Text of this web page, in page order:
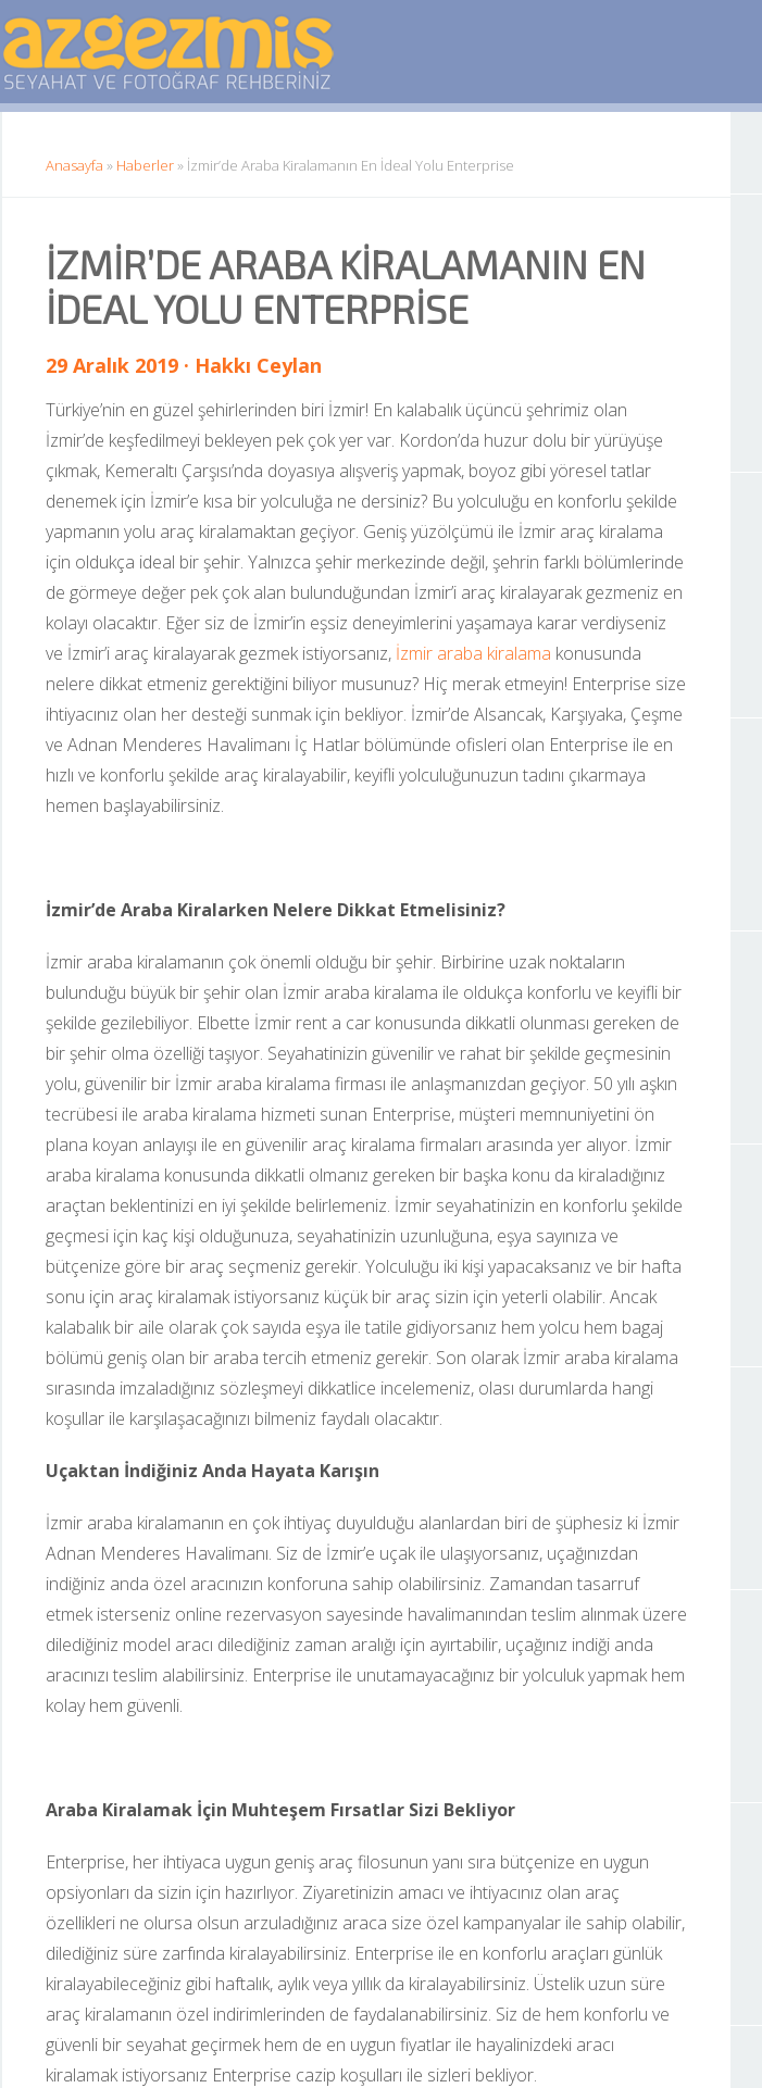
Anasayfa » Haberler » İzmir’de Araba Kiralamanın En İdeal Yolu Enterprise
İZMIR’DE ARABA KIRALAMANIN EN
İDEAL YOLU ENTERPRISE
29 Aralık 2019 · Hakkı Ceylan
Türkiye’nin en güzel şehirlerinden biri İzmir! En kalabalık üçüncü şehrimiz olan
İzmir’de keşfedilmeyi bekleyen pek çok yer var. Kordon’da huzur dolu bir yürüyüşe
çıkmak, Kemeraltı Çarşısı’nda doyasıya alışveriş yapmak, boyoz gibi yöresel tatlar
denemek için İzmir’e kısa bir yolculuğa ne dersiniz? Bu yolculuğu en konforlu şekilde
yapmanın yolu araç kiralamaktan geçiyor. Geniş yüzölçümü ile İzmir araç kiralama
için oldukça ideal bir şehir. Yalnızca şehir merkezinde değil, şehrin farklı bölümlerinde
de görmeye değer pek çok alan bulunduğundan İzmir’i araç kiralayarak gezmeniz en
kolayı olacaktır. Eğer siz de İzmir’in eşsiz deneyimlerini yaşamaya karar verdiyseniz
ve İzmir’i araç kiralayarak gezmek istiyorsanız, İzmir araba kiralama konusunda
nelere dikkat etmeniz gerektiğini biliyor musunuz? Hiç merak etmeyin! Enterprise size
ihtiyacınız olan her desteği sunmak için bekliyor. İzmir’de Alsancak, Karşıyaka, Çeşme
ve Adnan Menderes Havalimanı İç Hatlar bölümünde ofisleri olan Enterprise ile en
hızlı ve konforlu şekilde araç kiralayabilir, keyifli yolculuğunuzun tadını çıkarmaya
hemen başlayabilirsiniz.
İzmir’de Araba Kiralarken Nelere Dikkat Etmelisiniz?
İzmir araba kiralamanın çok önemli olduğu bir şehir. Birbirine uzak noktaların
bulunduğu büyük bir şehir olan İzmir araba kiralama ile oldukça konforlu ve keyifli bir
şekilde gezilebiliyor. Elbette İzmir rent a car konusunda dikkatli olunması gereken de
bir şehir olma özelliği taşıyor. Seyahatinizin güvenilir ve rahat bir şekilde geçmesinin
yolu, güvenilir bir İzmir araba kiralama firması ile anlaşmanızdan geçiyor. 50 yılı aşkın
tecrübesi ile araba kiralama hizmeti sunan Enterprise, müşteri memnuniyetini ön
plana koyan anlayışı ile en güvenilir araç kiralama firmaları arasında yer alıyor. İzmir
araba kiralama konusunda dikkatli olmanız gereken bir başka konu da kiraladığınız
araçtan beklentinizi en iyi şekilde belirlemeniz. İzmir seyahatinizin en konforlu şekilde
geçmesi için kaç kişi olduğunuza, seyahatinizin uzunluğuna, eşya sayınıza ve
bütçenize göre bir araç seçmeniz gerekir. Yolculuğu iki kişi yapacaksanız ve bir hafta
sonu için araç kiralamak istiyorsanız küçük bir araç sizin için yeterli olabilir. Ancak
kalabalık bir aile olarak çok sayıda eşya ile tatile gidiyorsanız hem yolcu hem bagaj
bölümü geniş olan bir araba tercih etmeniz gerekir. Son olarak İzmir araba kiralama
sırasında imzaladığınız sözleşmeyi dikkatlice incelemeniz, olası durumlarda hangi
koşullar ile karşılaşacağınızı bilmeniz faydalı olacaktır.
Uçaktan İndiğiniz Anda Hayata Karışın
İzmir araba kiralamanın en çok ihtiyaç duyulduğu alanlardan biri de şüphesiz ki İzmir
Adnan Menderes Havalimanı. Siz de İzmir’e uçak ile ulaşıyorsanız, uçağınızdan
indiğiniz anda özel aracınızın konforuna sahip olabilirsiniz. Zamandan tasarruf
etmek isterseniz online rezervasyon sayesinde havalimanından teslim alınmak üzere
dilediğiniz model aracı dilediğiniz zaman aralığı için ayırtabilir, uçağınız indiği anda
aracınızı teslim alabilirsiniz. Enterprise ile unutamayacağınız bir yolculuk yapmak hem
kolay hem güvenli.
Araba Kiralamak İçin Muhteşem Fırsatlar Sizi Bekliyor
Enterprise, her ihtiyaca uygun geniş araç filosunun yanı sıra bütçenize en uygun
opsiyonları da sizin için hazırlıyor. Ziyaretinizin amacı ve ihtiyacınız olan araç
özellikleri ne olursa olsun arzuladığınız araca size özel kampanyalar ile sahip olabilir,
dilediğiniz süre zarfında kiralayabilirsiniz. Enterprise ile en konforlu araçları günlük
kiralayabileceğiniz gibi haftalık, aylık veya yıllık da kiralayabilirsiniz. Üstelik uzun süre
araç kiralamanın özel indirimlerinden de faydalanabilirsiniz. Siz de hem konforlu ve
güvenli bir seyahat geçirmek hem de en uygun fiyatlar ile hayalinizdeki aracı
kiralamak istiyorsanız Enterprise cazip koşulları ile sizleri bekliyor.